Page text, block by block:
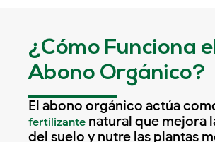
¿Cómo Funciona
Abono Orgánico?
El abono orgánico actúa
fertilizante natural que mejora
del suelo y nutre las plantas